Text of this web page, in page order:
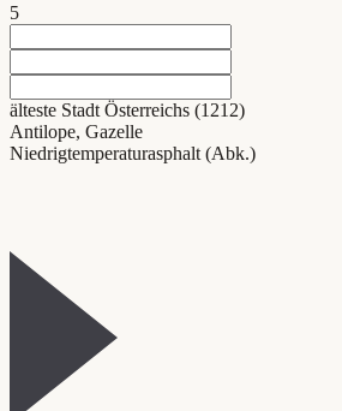
5
älteste Stadt Österreichs (1212)
Antilope, Gazelle
Niedrigtemperaturasphalt (Abk.)